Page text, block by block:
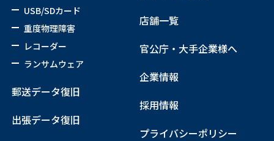
USB/SDカード
重度物理障害
レコーダー
ランサムウェア
郵送データ復旧
出張データ復旧
店舗一覧
官公庁・大手企業様へ
企業情報
採用情報
プライバシーポリシー